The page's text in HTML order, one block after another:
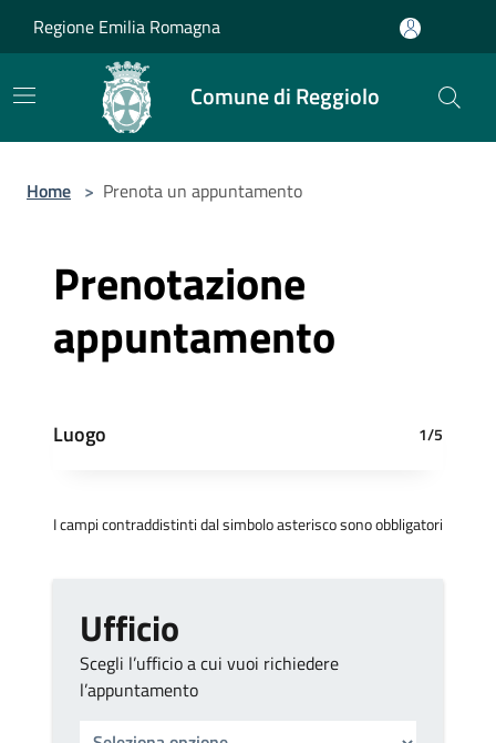
Regione Emilia Romagna
Comune di Reggiolo
Home > Prenota un appuntamento
Prenotazione
appuntamento
Luogo 1/5
I campi contraddistinti dal simbolo asterisco sono obbligatori
Ufficio
Scegli l’ufficio a cui vuoi richiedere
l’appuntamento
Tipo di ufficio